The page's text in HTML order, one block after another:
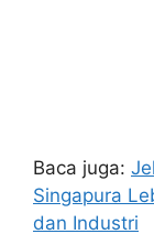
Baca juga:
Singapura
dan Industri